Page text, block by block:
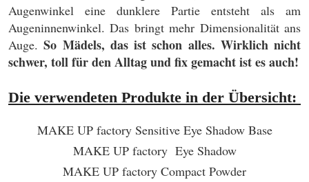
Augenwinkel eine dunklere Partie entsteht als am
Augeninnenwinkel. Das bringt mehr Dimensionalität ans
Auge.So Mädels, das ist schon alles. Wirklich nicht
schwer, toll für den Alltag und fix gemacht ist es auch!
Die verwendeten Produkte in der Übersicht:
MAKE UP factory Sensitive Eye Shadow Base
MAKE UP factory Eye Shadow
MAKE UP factory Compact Powder